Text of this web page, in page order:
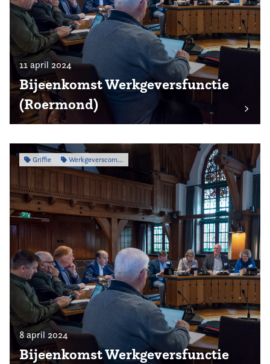
11 april 2024
Bijeenkomst Werkgeversfunctie
(Roermond)
Griffie Werkgeverscommissie
8 april 2024
Bijeenkomst Werkgeversfunctie